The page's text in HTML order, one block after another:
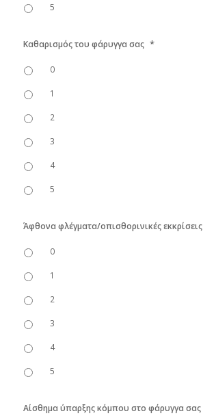
5
Καθαρισμός του φάρυγγα σας *
0
1
2
3
4
5
Άφθονα φλέγματα/οπισθορινικές εκκρίσεις
0
1
2
3
4
5
Αίσθημα ύπαρξης κόμπου στο φάρυγγα σας